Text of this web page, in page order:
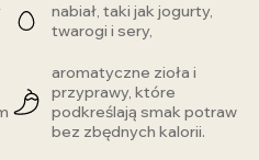
nabiał, taki jak jogurty,
twarogi i sery,
aromatyczne zioła i
przyprawy, które
podkreślają smak potraw
bez zbędnych kalorii.